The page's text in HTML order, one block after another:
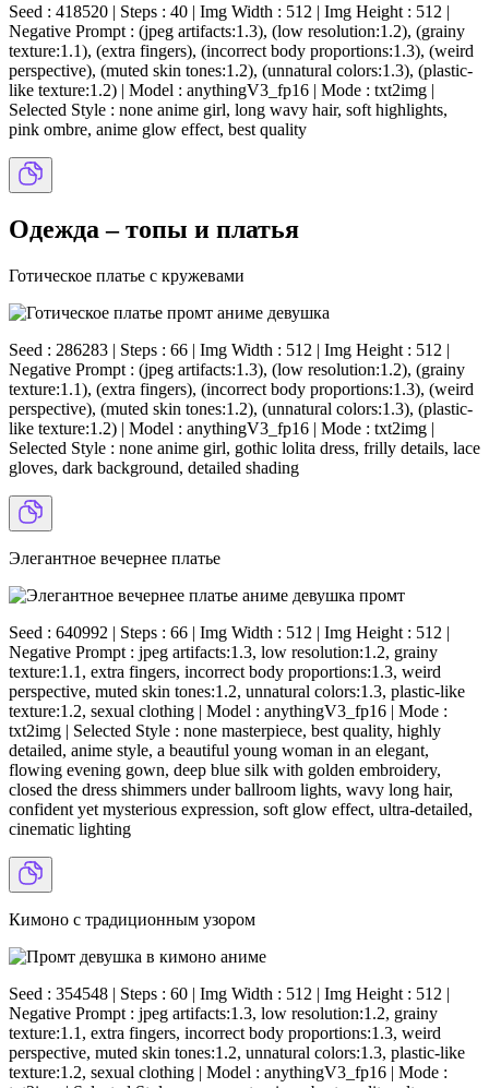
Seed : 418520 | Steps : 40 | Img Width : 512 | Img Height : 512 |
Negative Prompt : (jpeg artifacts:1.3), (low resolution:1.2), (grainy
texture:1.1), (extra fingers), (incorrect body proportions:1.3), (weird
perspective), (muted skin tones:1.2), (unnatural colors:1.3), (plastic-
like texture:1.2) | Model : anythingV3_fp16 | Mode : txt2img |
Selected Style : none anime girl, long wavy hair, soft highlights,
pink ombre, anime glow effect, best quality
Одежда – топы и платья
Готическое платье с кружевами
Seed : 286283 | Steps : 66 | Img Width : 512 | Img Height : 512 |
Negative Prompt : (jpeg artifacts:1.3), (low resolution:1.2), (grainy
texture:1.1), (extra fingers), (incorrect body proportions:1.3), (weird
perspective), (muted skin tones:1.2), (unnatural colors:1.3), (plastic-
like texture:1.2) | Model : anythingV3_fp16 | Mode : txt2img |
Selected Style : none anime girl, gothic lolita dress, frilly details, lace
gloves, dark background, detailed shading
Элегантное вечернее платье
Seed : 640992 | Steps : 66 | Img Width : 512 | Img Height : 512 |
Negative Prompt : jpeg artifacts:1.3, low resolution:1.2, grainy
texture:1.1, extra fingers, incorrect body proportions:1.3, weird
perspective, muted skin tones:1.2, unnatural colors:1.3, plastic-like
texture:1.2, sexual clothing | Model : anythingV3_fp16 | Mode :
txt2img | Selected Style : none masterpiece, best quality, highly
detailed, anime style, a beautiful young woman in an elegant,
flowing evening gown, deep blue silk with golden embroidery,
closed the dress shimmers under ballroom lights, wavy long hair,
confident yet mysterious expression, soft glow effect, ultra-detailed,
cinematic lighting
Кимоно с традиционным узором
Seed : 354548 | Steps : 60 | Img Width : 512 | Img Height : 512 |
Negative Prompt : jpeg artifacts:1.3, low resolution:1.2, grainy
texture:1.1, extra fingers, incorrect body proportions:1.3, weird
perspective, muted skin tones:1.2, unnatural colors:1.3, plastic-like
texture:1.2, sexual clothing | Model : anythingV3_fp16 | Mode :